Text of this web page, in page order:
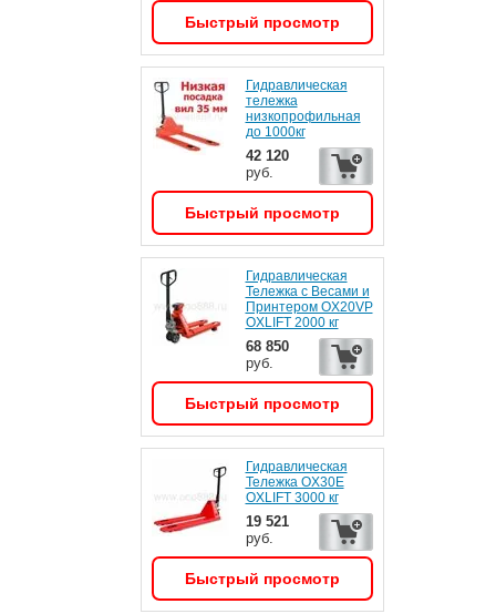
Быстрый просмотр
Гидравлическая
тележка
низкопрофильная
до 1000кг
42 120
руб.
Быстрый просмотр
Гидравлическая
Тележка с Весами и
Принтером OX20VP
OXLIFT 2000 кг
68 850
руб.
Быстрый просмотр
Гидравлическая
Тележка OX30E
OXLIFT 3000 кг
19 521
руб.
Быстрый просмотр